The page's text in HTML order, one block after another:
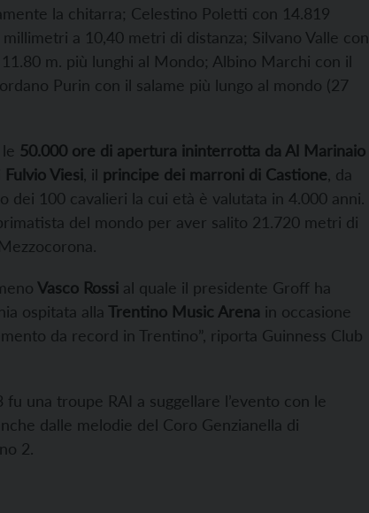
la chitarra; Celestino Poletti con 14.819
a 10,40 metri di distanza; Silvano Valle con
m. più lunghi al Mondo; Albino Marchi con il
Purin con il salame più lungo al mondo (27
50.000 ore di apertura ininterrotta da Al Marinaio
Fulvio Viesi , il principe dei marroni di Castione , da
dei 100 cavalieri la cui età è valutata in 4.000 anni.
del mondo per aver salito 21.720 metri di
Vasco Rossi al quale il presidente Groff ha
ospitata alla Trentino Music Arena in occasione
da record in Trentino”, riporta Guinness Club
una troupe RAI a suggellare l’evento con le
dalle melodie del Coro Genzianella di
2.